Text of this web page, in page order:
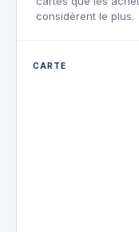
considèrent le plus.
CARTE